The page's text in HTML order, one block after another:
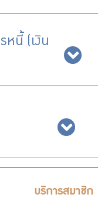
หนี้ (เงิน
บริการสมาชิก